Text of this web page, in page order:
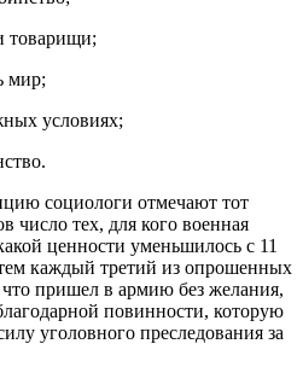
товарищи;
мир;
условиях;
социологи отмечают тот
число тех, для кого военная
ценности уменьшилось с 11
каждый третий из опрошенных
пришел в армию без желания,
повинности, которую
уголовного преследования за